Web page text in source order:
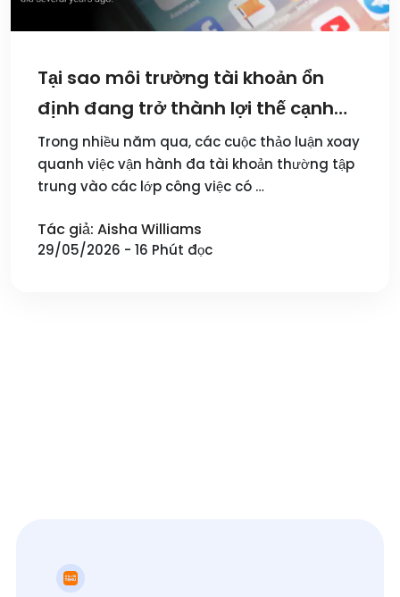
Tại sao môi trường tài khoản ổn
định đang trở thành lợi thế cạnh
tranh trong vận hành đa tài khoản
Trong nhiều năm qua, các cuộc thảo luận xoay
quanh việc vận hành đa tài khoản thường tập
trung vào các lớp công việc có …
Tác giả: Aisha Williams
29/05/2026 - 16 Phút đọc